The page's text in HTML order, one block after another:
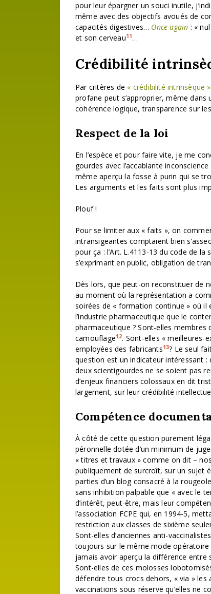
pour leur épargner un souci inutile,
même avec des objectifs avoués de
capacités digestives… Once again : «
et son cerveau11…
Crédibilité
Par critères de « crédibilité intrinsèque »
profane peut s’approprier, même
cohérence logique, transparence sur
Respect de la loi
En l’espèce et pour faire vite, je me
gourdes avec l’accablante
même aperçu la fosse à purin qui se
Les arguments et les faits sont plus
Plouf !
Pour se limiter aux « faits », on
intransigeantes comptaient bien
pour ça : l’Art. L.4113-13 du code de
s’exprimant en public, obligation de
Dès lors, que peut-on reconstituer de
au moment où la représentation a
soirées de « formation continue » où il
l’industrie pharmaceutique que le
pharmaceutique ? Sont-elles membres
camouflage12. Sont-elles « meilleures-
employées des fabricants13? Le seul
question est un indicateur intéressant :
deux scientigourdes ne se soient pas
d’enjeux financiers colossaux en dit
largement, sur leur crédibilité
Compétence
À côté de cette question purement
péronnelle dotée d’un minimum de
« titres et travaux » comme on dit –
publiquement de surcroît, sur un sujet
parties d’un blog consacré à la
sans inhibition palpable que « avec le
d’intérêt, peut-être, mais leur
l’association FCPE qui, en 1994-5,
restriction aux classes de sixième
Sont-elles d’anciennes anti-
toujours sur le même mode opératoire
jamais avoir aperçu la différence
Sont-elles de ces molosses
défendre tous crocs dehors, « via » les
vaccinations sous réserve qu’elles ne